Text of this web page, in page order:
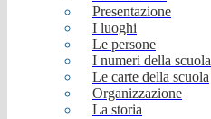
Presentazione
I luoghi
Le persone
I numeri della scuola
Le carte della scuola
Organizzazione
La storia